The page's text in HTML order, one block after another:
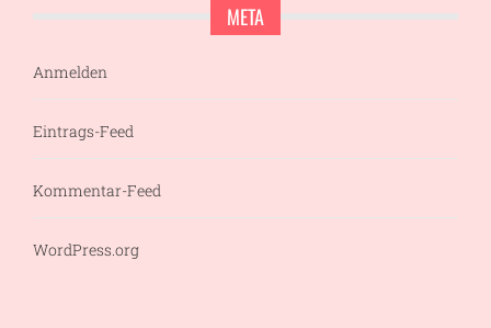
META
Anmelden
Eintrags-Feed
Kommentar-Feed
WordPress.org